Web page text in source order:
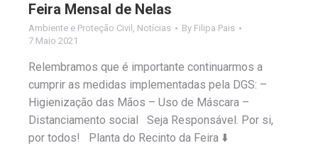
Feira Mensal de Nelas
Ambiente e Proteção Civil , Notícias By Filipa Pais
7 Maio 2021
Relembramos que é importante continuarmos a
cumprir as medidas implementadas pela DGS: –
Higienização das Mãos – Uso de Máscara –
Distanciamento social Seja Responsável. Por si,
por todos! Planta do Recinto da Feira ⬇️